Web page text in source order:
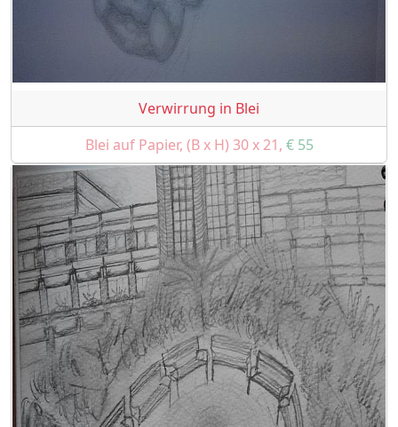
Verwirrung in Blei
Blei auf Papier, (B x H) 30 x 21, € 55